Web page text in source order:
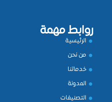
روابط مهمة
الرئيسية
من نحن
خدماتنا
المدونة
التصنيفات